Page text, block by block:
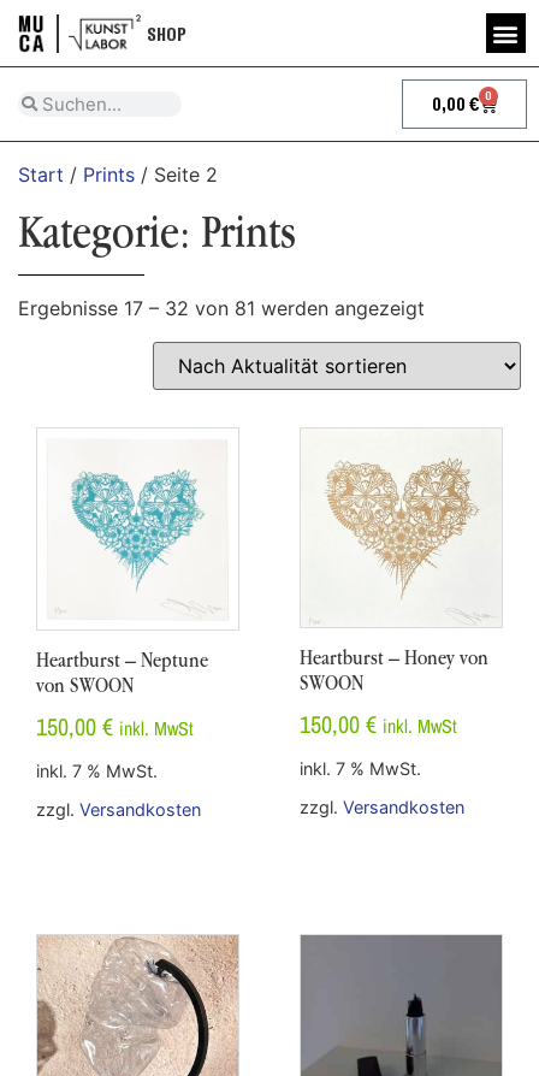
SHOP
0,00 € 0
Start / Prints / Seite 2
Kategorie: Prints
Ergebnisse 17 – 32 von 81 werden angezeigt
Heartburst – Neptune
von SWOON
150,00€ inkl. MwSt
inkl. 7 % MwSt.
zzgl. Versandkosten
Heartburst – Honey von
SWOON
150,00€ inkl. MwSt
inkl. 7 % MwSt.
zzgl. Versandkosten